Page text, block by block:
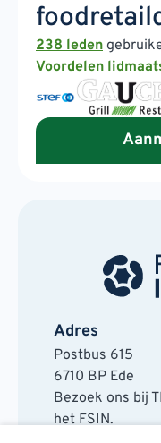
238 leden
Voordelen
Adres
Postbus 615
6710 BP Ede
Bezoek ons bij
het FSIN.